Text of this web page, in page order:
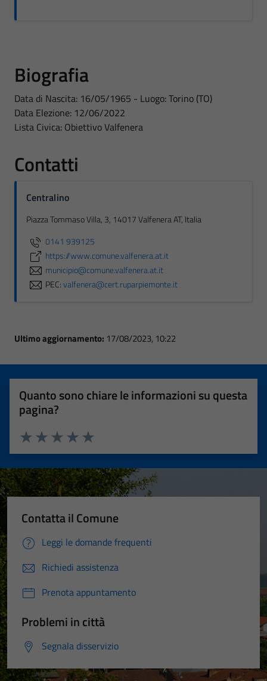
Biografia
Data di Nascita: 16/05/1965 - Luogo: Torino (TO)
Data Elezione: 12/06/2022
Lista Civica: Obiettivo Valfenera
Contatti
Centralino
Piazza Tommaso Villa, 3, 14017 Valfenera AT, Italia
0141 939125
https://www.comune.valfenera.at.it
municipio@comune.valfenera.at.it
PEC:valfenera@cert.ruparpiemonte.it
Ultimo aggiornamento: 17/08/2023, 10:22
Quanto sono chiare le informazioni su questa
pagina?
Valuta 5 stelle su 5
Valuta 4 stelle su 5
Valuta 3 stelle su 5
Valuta 2 stelle su 5
Valuta 1 stelle su 5
Contatta il Comune
Leggi le domande frequenti
Richiedi assistenza
Prenota appuntamento
Problemi in città
Segnala disservizio